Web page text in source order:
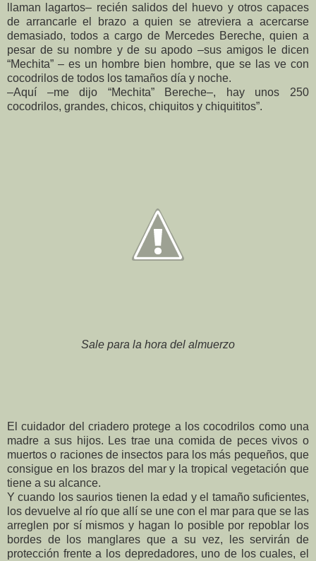
llaman lagartos– recién salidos del huevo y otros capaces
de arrancarle el brazo a quien se atreviera a acercarse
demasiado, todos a cargo de Mercedes Bereche, quien a
pesar de su nombre y de su apodo –sus amigos le dicen
“Mechita” – es un hombre bien hombre, que se las ve con
cocodrilos de todos los tamaños día y noche.
–Aquí –me dijo “Mechita” Bereche–, hay unos 250
cocodrilos, grandes, chicos, chiquitos y chiquititos”.
Sale para la hora del almuerzo
El cuidador del criadero protege a los cocodrilos como una
madre a sus hijos. Les trae una comida de peces vivos o
muertos o raciones de insectos para los más pequeños, que
consigue en los brazos del mar y la tropical vegetación que
tiene a su alcance.
Y cuando los saurios tienen la edad y el tamaño suficientes,
los devuelve al río que allí se une con el mar para que se las
arreglen por sí mismos y hagan lo posible por repoblar los
bordes de los manglares que a su vez, les servirán de
protección frente a los depredadores, uno de los cuales, el